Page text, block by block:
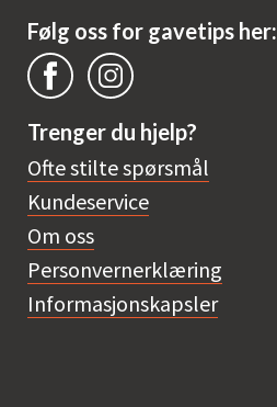
Følg oss for gavetips her:
Trenger du hjelp?
Ofte stilte spørsmål
Kundeservice
Om oss
Personvernerklæring
Informasjonskapsler